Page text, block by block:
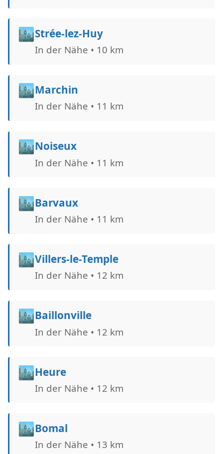
🏙️Strée-lez-Huy
In der Nähe • 10 km
🏙️Marchin
In der Nähe • 11 km
🏙️Noiseux
In der Nähe • 11 km
🏙️Barvaux
In der Nähe • 11 km
🏙️Villers-le-Temple
In der Nähe • 12 km
🏙️Baillonville
In der Nähe • 12 km
🏙️Heure
In der Nähe • 12 km
🏙️Bomal
In der Nähe • 13 km